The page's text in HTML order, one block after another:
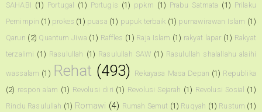
SAHABI (1) Portugal (1) Portugis (1) ppkm (1) Prabu Satmata (1) Prilaku
Pemimpin (1) prokes (1) puasa (1) pupuk terbaik (1) purnawirawan Islam (1)
Qarun (2) Quantum Jiwa (1) Raffles (1) Raja Islam (1) rakyat lapar (1) Rakyat
terzalimi (1) Rasulullah (1) Rasulullah SAW (1) Rasulullah shalallahu alaihi
wassalam (1) Rehat (493) Rekayasa Masa Depan (1) Republika
(2) respon alam (1) Revolusi diri (1) Revolusi Sejarah (1) Revolusi Sosial (1)
Rindu Rasulullah (1) Romawi (4) Rumah Semut (1) Ruqyah (1) Rustum (1)